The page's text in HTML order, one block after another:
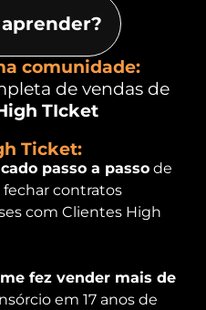
comunidade:
de vendas de
TIcket
Ticket:
passo a passo de
contratos
com Clientes High
fez vender mais de
em 17 anos de